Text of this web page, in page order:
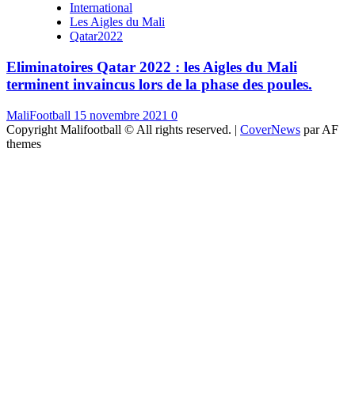
International
Les Aigles du Mali
Qatar2022
Eliminatoires Qatar 2022 : les Aigles du Mali
terminent invaincus lors de la phase des poules.
MaliFootball 15 novembre 2021 0
Copyright Malifootball © All rights reserved. | CoverNews par AF
themes